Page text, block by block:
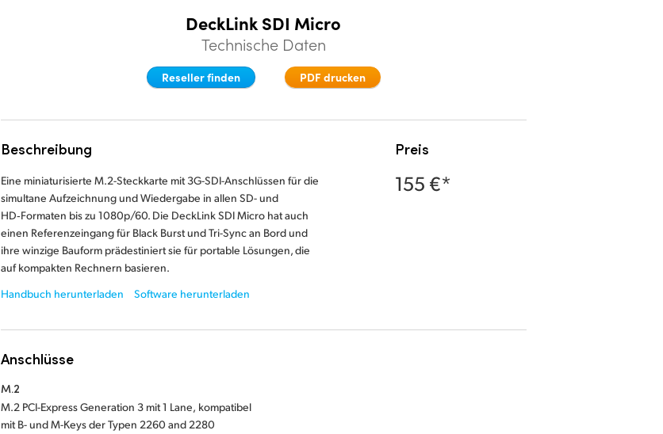
DeckLink SDI Micro
Technische Daten
Reseller finden PDF drucken
Beschreibung
Eine miniaturisierte M.2-Steckkarte mit 3G-SDI-Anschlüssen für die
simultane Aufzeichnung und Wiedergabe in allen SD- und
HD‑Formaten bis zu 1080p/60. Die DeckLink SDI Micro hat auch
einen Referenzeingang für Black Burst und Tri-Sync an Bord und
ihre winzige Bauform prädestiniert sie für portable Lösungen, die
auf kompakten Rechnern basieren.
Handbuch herunterladen
Software herunterladen
Preis
155 €*
Anschlüsse
M.2
M.2 PCI-Express Generation 3 mit 1 Lane, kompatibel
mit B- und M-Keys der Typen 2260 and 2280